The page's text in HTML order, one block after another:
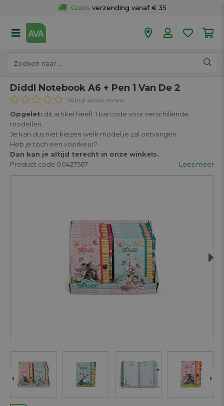
Gratis verzending vanaf € 35
50 winkels
Diddl Notebook A6 + Pen 1 Van De 2
Schrijf eerste review
Opgelet: dit artikel heeft 1 barcode voor verschillende
modellen.
Je kan dus niet kiezen welk model je zal ontvangen.
Heb je toch een voorkeur?
Dan kan je altijd terecht in onze winkels.
Product code 00427567
Lees meer